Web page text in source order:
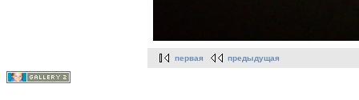
первая предыдущая